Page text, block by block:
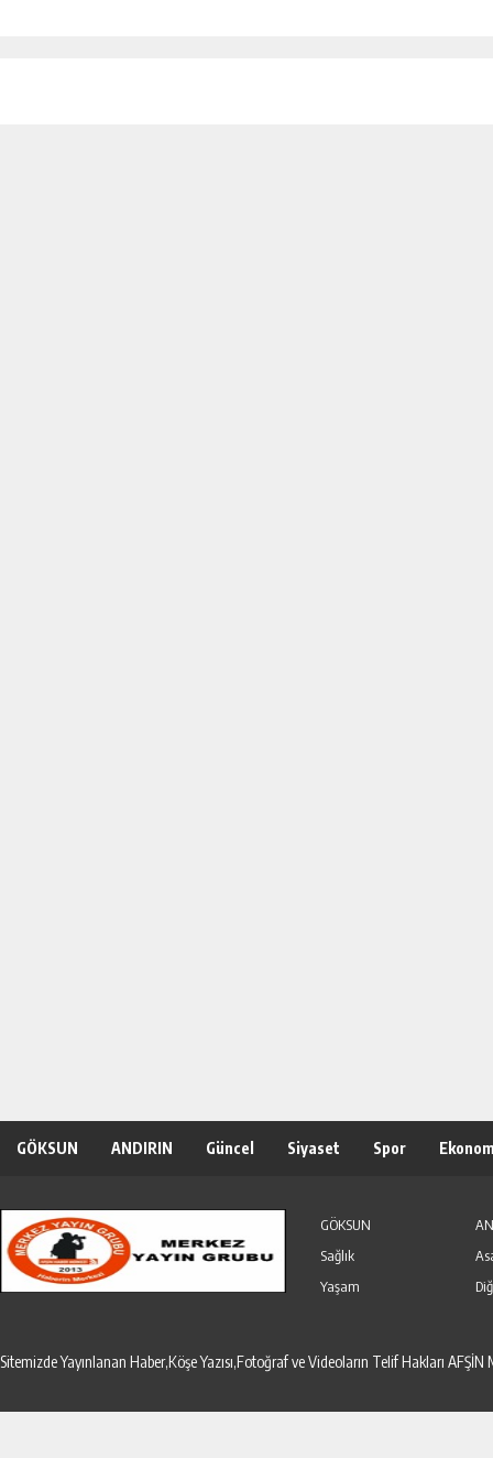
GÖKSUN ANDIRIN Güncel Siyaset Spor
GÖKSUN
Sağlık
Yaşam
Sitemizde Yayınlanan Haber,Köşe Yazısı,Fotoğraf ve Videoların Telif Hakları